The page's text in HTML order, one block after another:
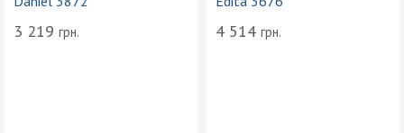
3 219 грн. 4 514 грн.